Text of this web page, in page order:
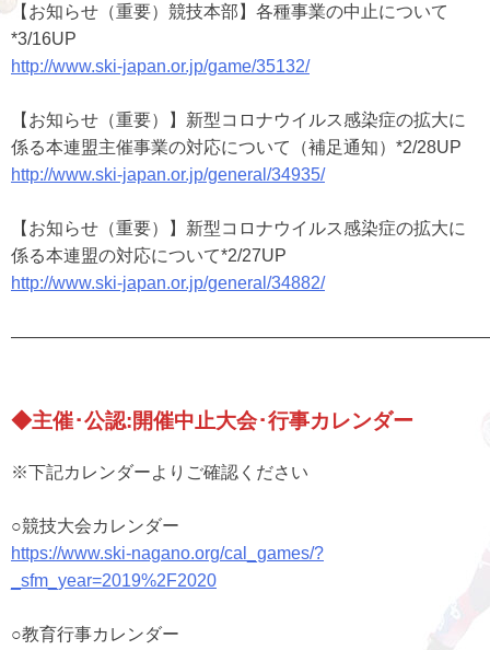
【お知らせ（重要）競技本部】各種事業の中止について
*3/16UP
http://www.ski-japan.or.jp/game/35132/
【お知らせ（重要）】新型コロナウイルス感染症の拡大に
係る本連盟主催事業の対応について（補足通知）*2/28UP
http://www.ski-japan.or.jp/general/34935/
【お知らせ（重要）】新型コロナウイルス感染症の拡大に
係る本連盟の対応について*2/27UP
http://www.ski-japan.or.jp/general/34882/
◆主催･公認:開催中止大会･行事カレンダー
※下記カレンダーよりご確認ください
○競技大会カレンダー
https://www.ski-nagano.org/cal_games/?
_sfm_year=2019%2F2020
○教育行事カレンダー